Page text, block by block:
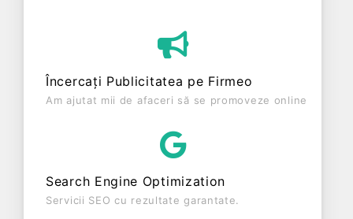
pe piața de profil. LASLO CONSULTANTA S.R.L. a
fost fondată în anul 2021, având o vechime de 5
înregistrat un profit de 0 RON și o cifră de afaceri
de 0 RON, gestionând operațiunile cu un număr
CONSULTANTA S.R.L. este o entitate activa din
punct de vedere fiscal si are status: FUNCTIUNE.
Societatea nu este plătitoare de TVA.
Încercați Publicitatea pe Firmeo
Am ajutat mii de afaceri să se promoveze online
Search Engine Optimization
Servicii SEO cu rezultate garantate.